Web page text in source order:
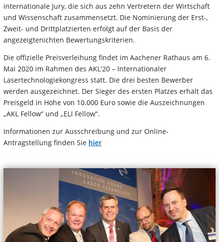
internationale Jury, die sich aus zehn Vertretern der Wirtschaft
und Wissenschaft zusammensetzt. Die Nominierung der Erst-,
Zweit- und Drittplatzierten erfolgt auf der Basis der
angezeigtenichten Bewertungskriterien.
Die offizielle Preisverleihung findet im Aachener Rathaus am 6.
Mai 2020 im Rahmen des AKL'20 – Internationaler
Lasertechnologiekongress statt. Die drei besten Bewerber
werden ausgezeichnet. Der Sieger des ersten Platzes erhält das
Preisgeld in Höhe von 10.000 Euro sowie die Auszeichnungen
„AKL Fellow“ und „ELI Fellow“.
Informationen zur Ausschreibung und zur Online-
Antragstellung finden Sie hier